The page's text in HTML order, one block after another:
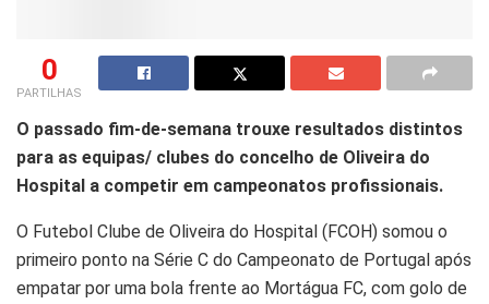
0
PARTILHAS
O passado fim-de-semana trouxe resultados distintos
para as equipas/ clubes do concelho de Oliveira do
Hospital a competir em campeonatos profissionais.
O Futebol Clube de Oliveira do Hospital (FCOH) somou o
primeiro ponto na Série C do Campeonato de Portugal após
empatar por uma bola frente ao Mortágua FC, com golo de